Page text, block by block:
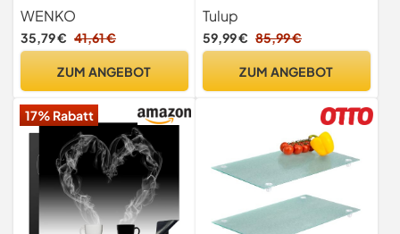
höhenverstellbar für alle
Herdarten, Schneidebrett
und Spritzschutz, Glas, 30 x
WENKO
35,79 € 41,61 €
ZUM ANGEBOT
Hitzebeständig
Lebensmittelecht
Gehärtetes Glas Rutschfest
Glasplatte Antibakteriell -
Tulup
59,99 € 85,99 €
ZUM ANGEBOT
17% Rabatt